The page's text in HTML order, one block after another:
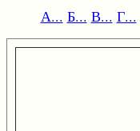
А... Б... В... Г...